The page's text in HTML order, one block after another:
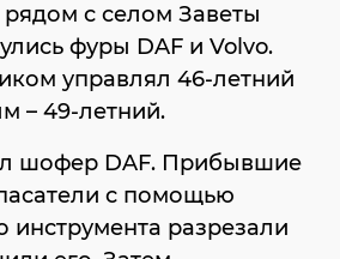
с селом Заветы
фуры DAF и Volvo.
управлял 46-летний
– 49-летний.
шофер DAF. Прибывшие
с помощью
инструмента разрезали